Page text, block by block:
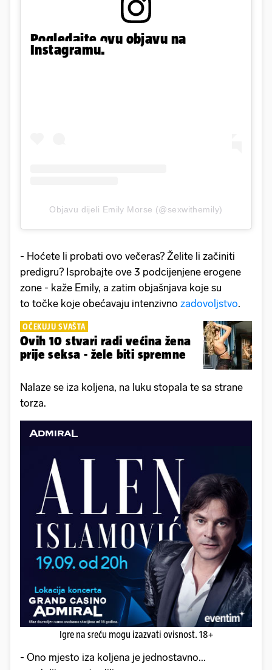
Pogledajte ovu objavu na
Instagramu.
Objavu dijeli Emily Morse (@sexwithemily)
- Hoćete li probati ovo večeras? Želite li začiniti
predigru? Isprobajte ove 3 podcijenjene erogene
zone - kaže Emily, a zatim objašnjava koje su
to točke koje obećavaju intenzivno zadovoljstvo.
OČEKUJU SVAŠTA
Ovih 10 stvari radi većina žena
prije seksa - žele biti spremne
Nalaze se iza koljena, na luku stopala te sa strane
torza.
Igre na sreću mogu izazvati ovisnost. 18+
- Ono mjesto iza koljena je jednostavno...